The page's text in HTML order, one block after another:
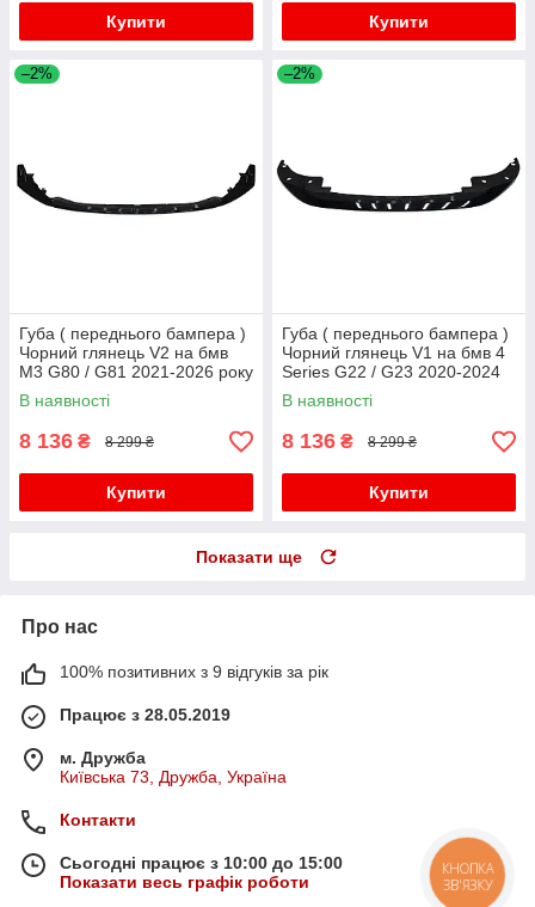
Купити Купити
–2%
Губа ( переднього бампера )
Чорний глянець V2 на бмв
M3 G80 / G81 2021-2026 року
В наявності
8 136 ₴ 8 299 ₴
Купити
–2%
Губа ( переднього бампера )
Чорний глянець V1 на бмв 4
Series G22 / G23 2020-2024
року
В наявності
8 136 ₴ 8 299 ₴
Купити
Показати ще
Про нас
100% позитивних з 9 відгуків за рік
Працює з 28.05.2019
м. Дружба
Київська 73, Дружба, Україна
Контакти
Сьогодні працює з 10:00 до 15:00
Показати весь графік роботи
КНОПКА
ЗВ'ЯЗКУ